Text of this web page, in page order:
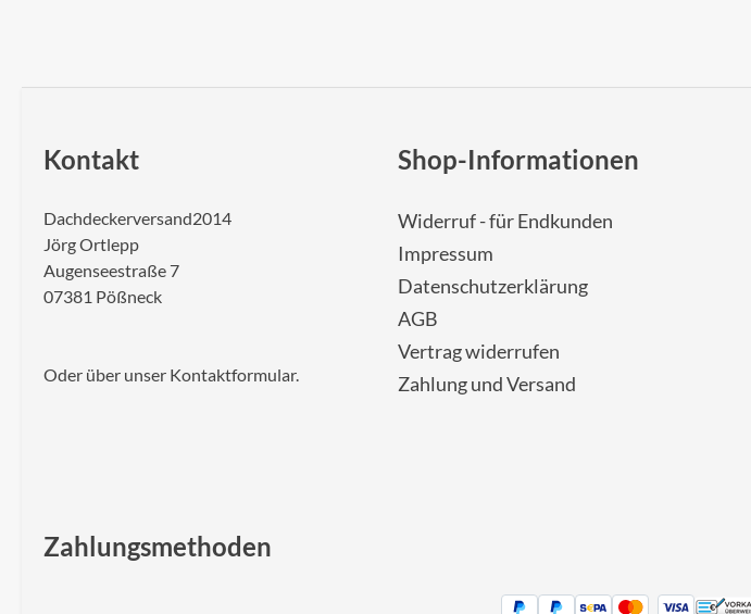
Kontakt
Dachdeckerversand2014
Jörg Ortlepp
Augenseestraße 7
07381 Pößneck
Oder über unser Kontaktformular.
Shop-Informationen
Widerruf - für Endkunden
Impressum
Datenschutzerklärung
AGB
Vertrag widerrufen
Zahlung und Versand
Zahlungsmethoden